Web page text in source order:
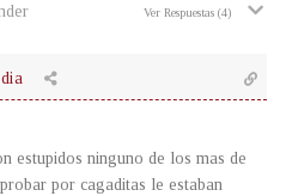
Ver Respuestas (4)
estupidos ninguno de los mas de
por cagaditas le estaban